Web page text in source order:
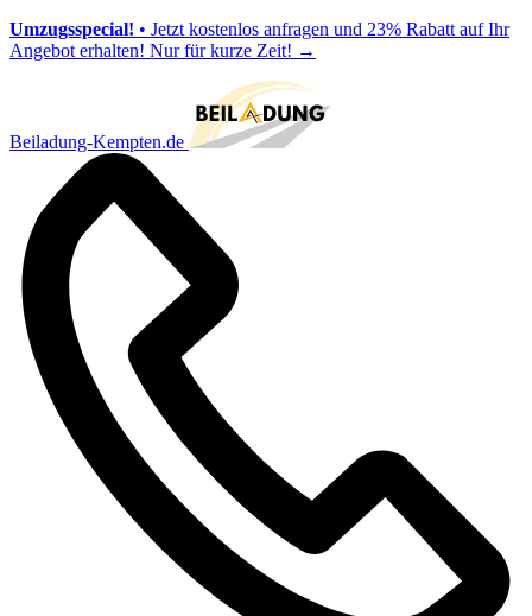
Umzugsspecial! • Jetzt kostenlos anfragen und 23% Rabatt auf Ihr
Angebot erhalten! Nur für kurze Zeit! →
Beiladung-Kempten.de